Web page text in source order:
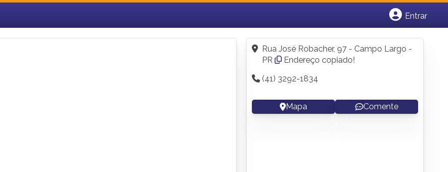
Entrar
Fazer login
Criar conta
Rua José Robacher, 97 - Campo Largo -
PR
Endereço copiado!
(41) 3292-1834
Mapa Comente